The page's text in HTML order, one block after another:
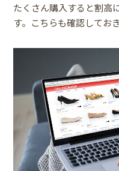
たくさん購入すると割高
す。こちらも確認してお